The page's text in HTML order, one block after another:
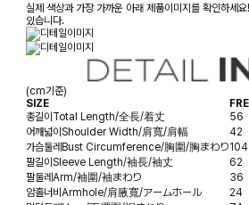
실제 색상과 가장 가까운 아래 제품이미지를 확인하세
있습니다.
(cm기준)
SIZE
총길이 Total Length/全長/着丈
56
어깨넓이 Shoulder Width/肩寬/肩幅
42
가슴둘레 Bust Circumference/胸圍/胸まわり104
팔길이 Sleeve Length/袖長/袖丈
62
팔둘레 Arm/袖圍/袖まわり
36
암홀너비 Armhole/肩腋寬/アームホール
24